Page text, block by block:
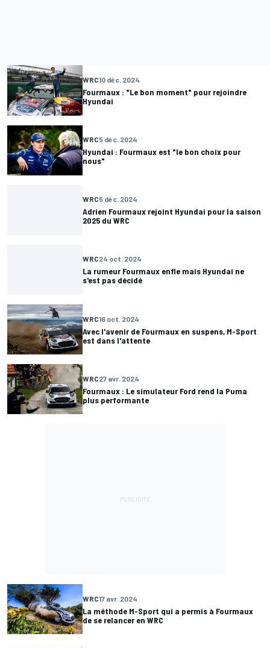
WRC10 déc. 2024
Fourmaux : "Le bon moment" pour rejoindre
Hyundai
WRC5 déc. 2024
Hyundai : Fourmaux est "le bon choix pour
nous"
WRC5 déc. 2024
Adrien Fourmaux rejoint Hyundai pour la saison
2025 du WRC
WRC24 oct. 2024
La rumeur Fourmaux enfle mais Hyundai ne
s'est pas décidé
WRC16 oct. 2024
Avec l'avenir de Fourmaux en suspens, M-Sport
est dans l'attente
WRC27 avr. 2024
Fourmaux : Le simulateur Ford rend la Puma
plus performante
WRC17 avr. 2024
La méthode M-Sport qui a permis à Fourmaux
de se relancer en WRC